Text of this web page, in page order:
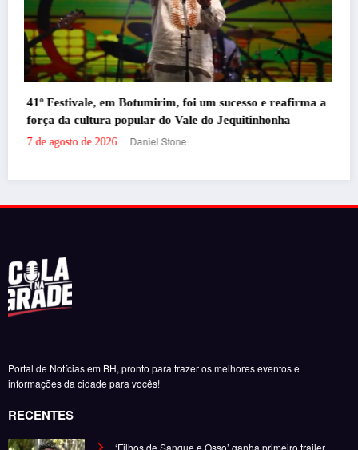
a
milhas e acúmulo de pontos em Belo Horizonte
7 de agosto de 2026 Daniel Stone
informações da cidade para vocês!